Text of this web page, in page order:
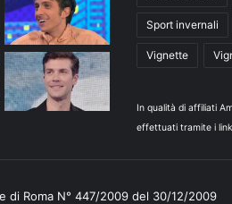
Sport invernali
Vignette
In qualità di affiliati
effettuati tramite i
di Roma N° 447/2009 del 30/12/2009